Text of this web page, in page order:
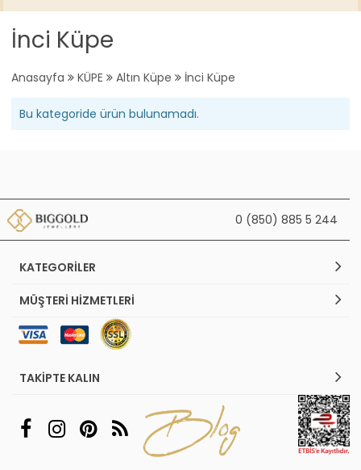
İnci Küpe
Anasayfa KÜPE Altın Küpe İnci Küpe
Bu kategoride ürün bulunamadı.
0 (850) 885 5 244
KATEGORILER
MÜŞTERI HIZMETLERI
TAKIPTE KALIN